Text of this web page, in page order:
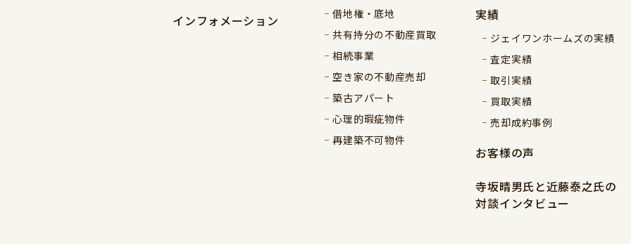
インフォメーション
借地権・底地
共有持分の不動産買取
相続事業
空き家の不動産売却
築古アパート
心理的瑕疵物件
再建築不可物件
実績
ジェイワンホームズの実績
査定実績
取引実績
買取実績
売却成約事例
お客様の声
寺坂晴男氏と近藤泰之氏の
対談インタビュー